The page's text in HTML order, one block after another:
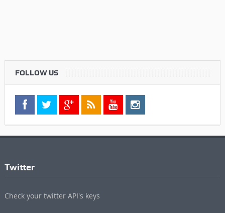
FOLLOW US
Twitter
Check your twitter API's keys